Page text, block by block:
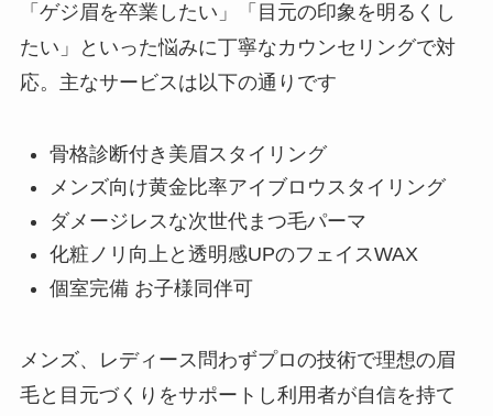
「ゲジ眉を卒業したい」「目元の印象を明るくし
たい」といった悩みに丁寧なカウンセリングで対
応。主なサービスは以下の通りです
骨格診断付き美眉スタイリング
メンズ向け黄金比率アイブロウスタイリング
ダメージレスな次世代まつ毛パーマ
化粧ノリ向上と透明感UPのフェイスWAX
個室完備 お子様同伴可
メンズ、レディース問わずプロの技術で理想の眉
毛と目元づくりをサポートし利用者が自信を持て